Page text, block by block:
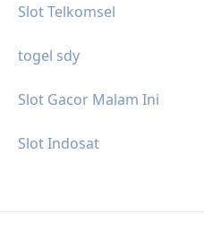
Slot Telkomsel
togel sdy
Slot Gacor Malam Ini
Slot Indosat